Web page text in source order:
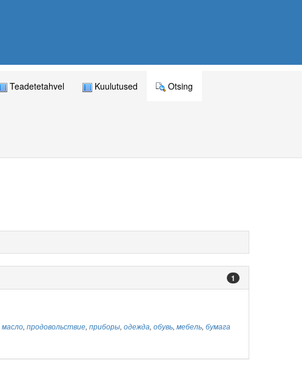
Teadetetahvel Kuulutused Otsing
1
масло, продовольствие, приборы, одежда, обувь, мебель, бумага